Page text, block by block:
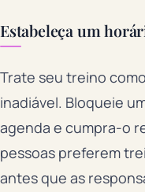
Estabeleça um
Trate seu treino
inadiável. Bloqueie
agenda e cumpra-o
pessoas preferem
antes que as